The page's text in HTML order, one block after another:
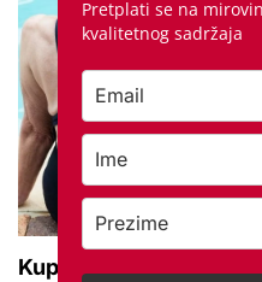
Kupanje u ovom gradu
Pretplati se na
kvalitetnog sadržaja